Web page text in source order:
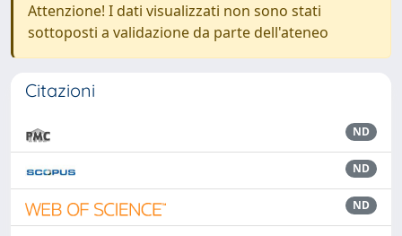
Attenzione! I dati visualizzati non sono stati
sottoposti a validazione da parte dell'ateneo
Citazioni
ND
ND
ND